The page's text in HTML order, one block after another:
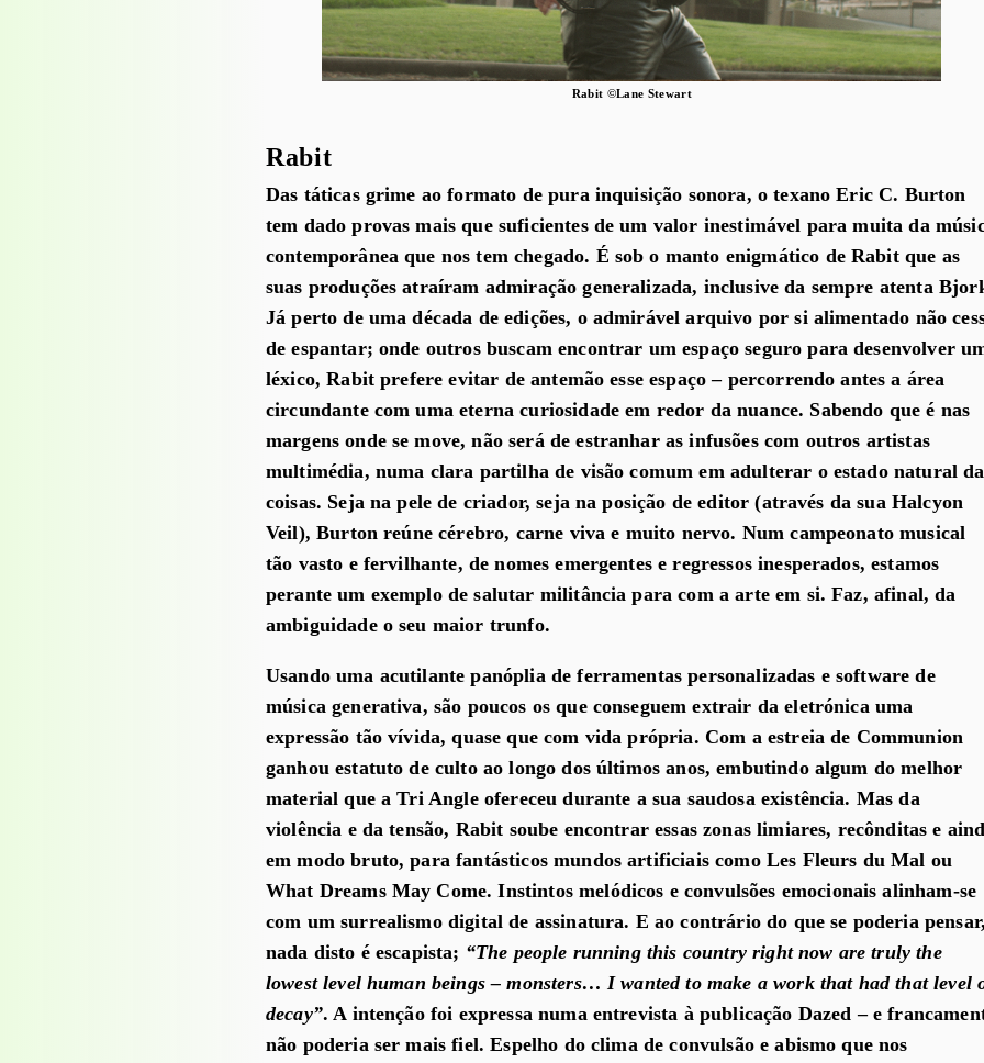
Rabit ©Lane Stewart
Rabit
Das táticas grime ao formato de pura inquisição sonora, o texano Eric C. Burton
tem dado provas mais que suficientes de um valor inestimável para muita da
contemporânea que nos tem chegado. É sob o manto enigmático de Rabit que as
suas produções atraíram admiração generalizada, inclusive da sempre atenta
Já perto de uma década de edições, o admirável arquivo por si alimentado não
de espantar; onde outros buscam encontrar um espaço seguro para desenvolver
léxico, Rabit prefere evitar de antemão esse espaço – percorrendo antes a área
circundante com uma eterna curiosidade em redor da nuance. Sabendo que é nas
margens onde se move, não será de estranhar as infusões com outros artistas
multimédia, numa clara partilha de visão comum em adulterar o estado natural
coisas. Seja na pele de criador, seja na posição de editor (através da sua Halcyon
Veil), Burton reúne cérebro, carne viva e muito nervo. Num campeonato musical
tão vasto e fervilhante, de nomes emergentes e regressos inesperados, estamos
perante um exemplo de salutar militância para com a arte em si. Faz, afinal, da
ambiguidade o seu maior trunfo.
Usando uma acutilante panóplia de ferramentas personalizadas e software de
música generativa, são poucos os que conseguem extrair da eletrónica uma
expressão tão vívida, quase que com vida própria. Com a estreia de Communion
ganhou estatuto de culto ao longo dos últimos anos, embutindo algum do melhor
material que a Tri Angle ofereceu durante a sua saudosa existência. Mas da
violência e da tensão, Rabit soube encontrar essas zonas limiares, recônditas e
em modo bruto, para fantásticos mundos artificiais como Les Fleurs du Mal ou
What Dreams May Come. Instintos melódicos e convulsões emocionais alinham-se
com um surrealismo digital de assinatura. E ao contrário do que se poderia pensar,
nada disto é escapista; “The people running this country right now are truly the
lowest level human beings – monsters… I wanted to make a work that had that level
decay”. A intenção foi expressa numa entrevista à publicação Dazed – e
não poderia ser mais fiel. Espelho do clima de convulsão e abismo que nos